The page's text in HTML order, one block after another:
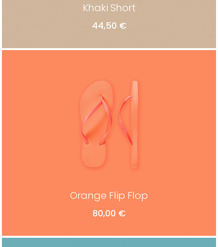
Khaki Short
44,50 €
ADD TO CART
Orange Flip Flop
80,00 €
ADD TO CART